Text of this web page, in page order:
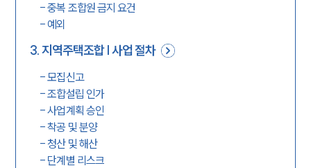
-중복 조합원 금지 요건
- 예외
3.지역주택조합 | 사업 절차
-모집신고
-조합설립 인가
-사업계획 승인
-착공 및 분양
-청산 및 해산
- 단계별 리스크